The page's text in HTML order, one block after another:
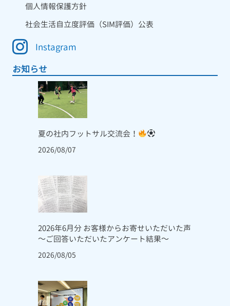
個人情報保護方針
社会生活自立度評価（SIM評価）公表
Instagram
お知らせ
夏の社内フットサル交流会！
2026/08/07
2026年6月分 お客様からお寄せいただいた声
～ご回答いただいたアンケート結果～
2026/08/05